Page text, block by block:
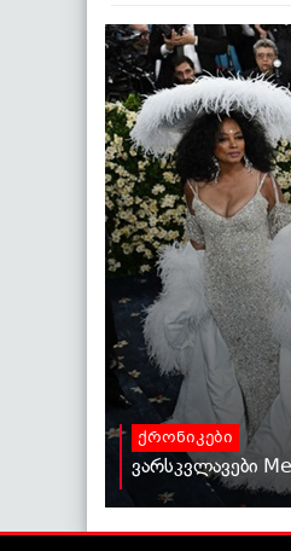
ქრონიკები
ვარსკვლავები